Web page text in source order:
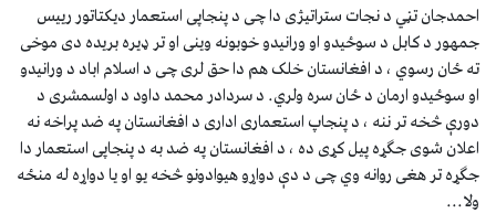
احمدجان تڼي د نجات ستراتیژی دا چی د پنجاپی استعمار دیکتاتور رییس
جمهور د کابل د سوځیدو او ورانیدو خوبونه وینی او تر ډیره بریده دی موخی
ته ځان رسوي ، د افغانستان خلک هم دا حق لری چی د اسلام اباد د ورانیدو
او سوځیدو ارمان د ځان سره ولري. د سردادر محمد داود د اولسمشری د
دورې څخه تر ننه ، د پنجاپ استعماری اداری د افغانستان په ضد پراخه نه
اعلان شوی جګړه پیل کړی ده ، د افغانستان په ضد به د پنجاپی استعمار دا
جګړه تر هغی روانه وي چی د دې دواړو هیوادونو څخه یو او یا دواړه له منځه
ولا...